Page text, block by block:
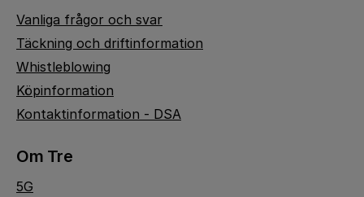
Vanliga frågor och svar
Täckning och driftinformation
Whistleblowing
Köpinformation
Kontaktinformation - DSA
Om Tre
5G